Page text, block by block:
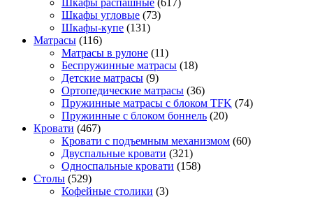
Шкафы распашные (617)
Шкафы угловые (73)
Шкафы-купе (131)
Матрасы (116)
Матрасы в рулоне (11)
Беспружинные матрасы (18)
Детские матрасы (9)
Ортопедические матрасы (36)
Пружинные матрасы с блоком TFK (74)
Пружинные с блоком боннель (20)
Кровати (467)
Кровати с подъемным механизмом (60)
Двуспальные кровати (321)
Односпальные кровати (158)
Столы (529)
Кофейные столики (3)